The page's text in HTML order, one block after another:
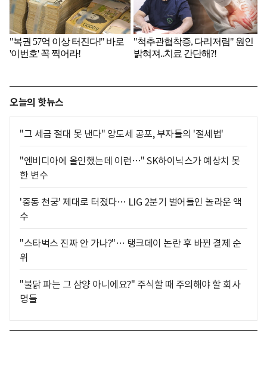
오늘의 핫뉴스
"그 세금 절대 못 낸다" 양도세 공포, 부자들의 '절세법'
"엔비디아에 올인했는데 이런…" SK하이닉스가 예상치 못
한 변수
'중동 천궁' 제대로 터졌다… LIG 2분기 벌어들인 놀라운 액
수
"스타벅스 진짜 안 가나?"… 탱크데이 논란 후 바뀐 결제 순
위
"불닭 파는 그 삼양 아니에요?" 주식할 때 주의해야 할 회사
명들